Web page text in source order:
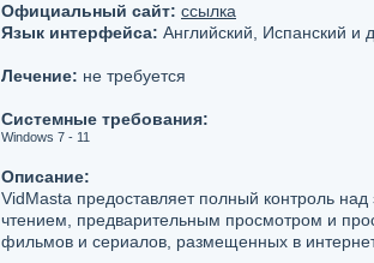
Официальный сайт: ссылка
Язык интерфейса: Английский, Испанский и
Лечение: не требуется
Системные требования:
Windows 7 - 11
Описание:
VidMasta предоставляет полный контроль над
чтением, предварительным просмотром и
фильмов и сериалов, размещенных в